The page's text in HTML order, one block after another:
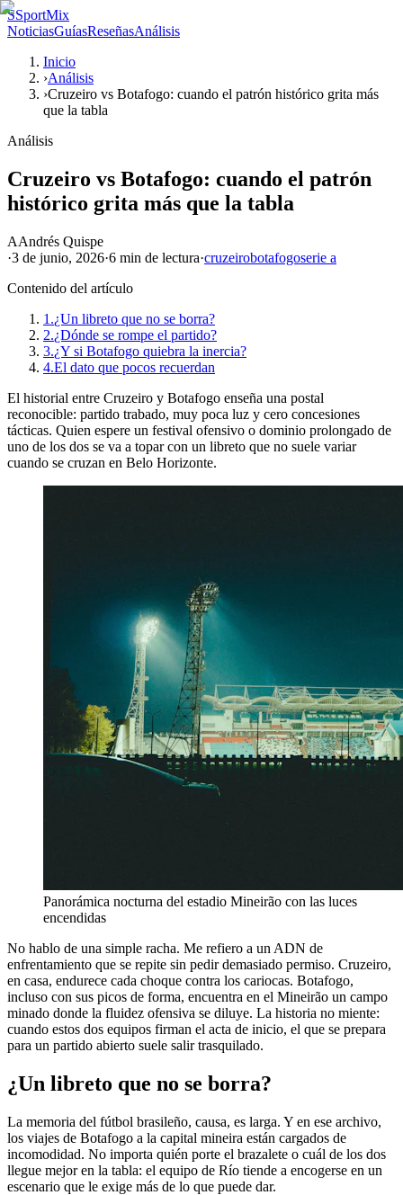
SSportMix
NoticiasGuíasReseñasAnálisis
Inicio
›Análisis
›Cruzeiro vs Botafogo: cuando el patrón histórico grita más
que la tabla
Análisis
Cruzeiro vs Botafogo: cuando el patrón
histórico grita más que la tabla
AAndrés Quispe
·3 de junio, 2026·6 min de lectura·cruzeirobotafogoserie a
Contenido del artículo
1.¿Un libreto que no se borra?
2.¿Dónde se rompe el partido?
3.¿Y si Botafogo quiebra la inercia?
4.El dato que pocos recuerdan
El historial entre Cruzeiro y Botafogo enseña una postal
reconocible: partido trabado, muy poca luz y cero concesiones
tácticas. Quien espere un festival ofensivo o dominio prolongado de
uno de los dos se va a topar con un libreto que no suele variar
cuando se cruzan en Belo Horizonte.
Panorámica nocturna del estadio Mineirão con las luces
encendidas
No hablo de una simple racha. Me refiero a un ADN de
enfrentamiento que se repite sin pedir demasiado permiso. Cruzeiro,
en casa, endurece cada choque contra los cariocas. Botafogo,
incluso con sus picos de forma, encuentra en el Mineirão un campo
minado donde la fluidez ofensiva se diluye. La historia no miente:
cuando estos dos equipos firman el acta de inicio, el que se prepara
para un partido abierto suele salir trasquilado.
¿Un libreto que no se borra?
La memoria del fútbol brasileño, causa, es larga. Y en ese archivo,
los viajes de Botafogo a la capital mineira están cargados de
incomodidad. No importa quién porte el brazalete o cuál de los dos
llegue mejor en la tabla: el equipo de Río tiende a encogerse en un
escenario que le exige más de lo que puede dar.